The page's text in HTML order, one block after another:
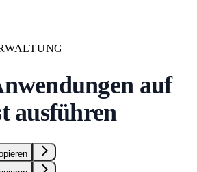
auf
ausführen